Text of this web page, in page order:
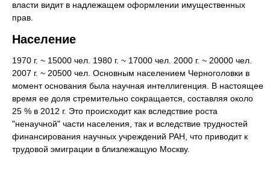
власти видит в надлежащем оформлении имущественных
прав.
Население
1970 г. ~ 15000 чел. 1980 г. ~ 17000 чел. 2000 г. ~ 20000 чел.
2007 г. ~ 20500 чел. Основным населением Черноголовки в
момент основания была научная интеллигенция. В настоящее
время ее доля стремительно сокращается, составляя около
25 % в 2012 г. Это происходит как вследствие роста
"ненаучной" части населения, так и вследствие трудностей
финансирования научных учреждений РАН, что приводит к
трудовой эмиграции в близлежащую Москву.